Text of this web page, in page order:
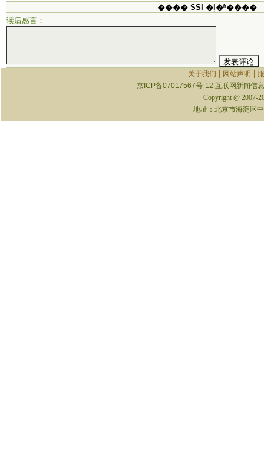
���� SSI �ļ�ʱ����
读后感言：
关于我们 网站声明
京ICP备07017567号-12 互联网新闻信
Copyright @ 2007-
地址：北京市海淀区